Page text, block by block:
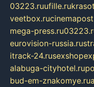
03223.ruufille.ru
veetbox.ru
mega-press.ru
eurovision-russia.ru
itrack-24.ru
alabuga-cityhotel.ru
bud-em-znakomye.ru